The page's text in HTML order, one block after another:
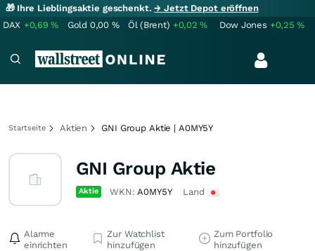
🎁 Ihre Lieblingsaktie geschenkt.→ Jetzt Depot eröffnen
DAX +0,69% Gold 0,00 % Öl (Brent) +0,02% Dow Jones +0,25%
Startseite Aktien GNI Group Aktie | A0MY5Y
GNI Group Aktie
Aktie WKN:A0MY5Y Land
Alarme
einrichten
Zur Watchlist
hinzufügen
Zum Portfolio
hinzufügen